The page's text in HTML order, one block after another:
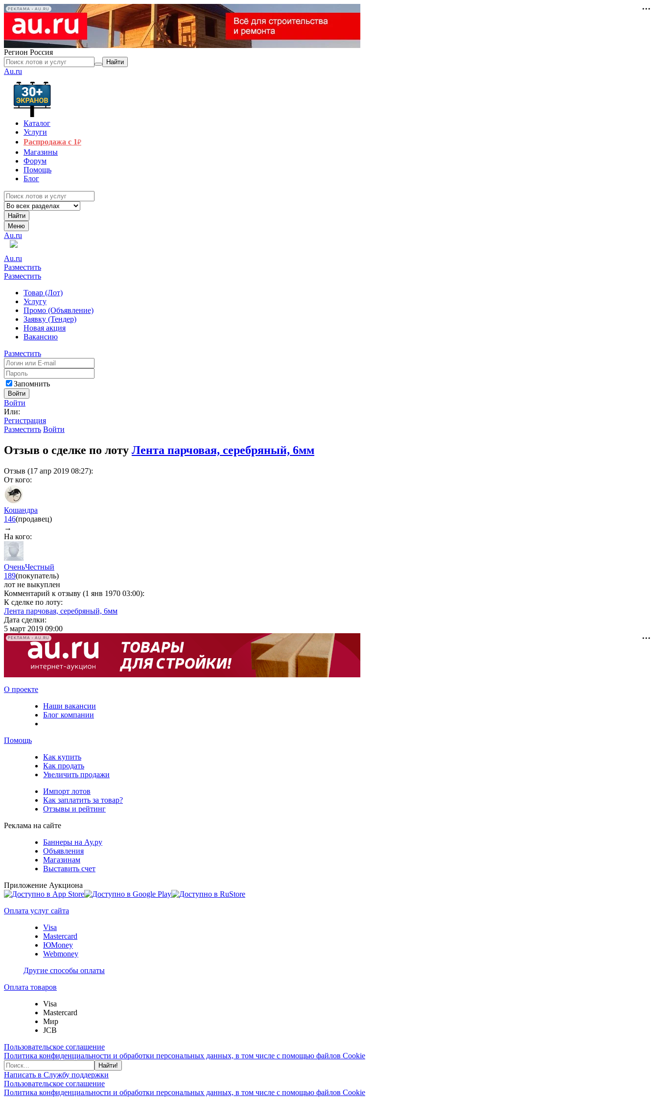
РЕКЛАМА • AU.RU
Регион Россия
Найти
Au.ru
Каталог
Услуги
Распродажа с 1₽
Магазины
Форум
Помощь
Блог
Найти
Меню
Au.ru
Au.ru
Разместить
Разместить
Товар (Лот)
Услугу
Промо (Объявление)
Заявку (Тендер)
Новая акция
Вакансию
Разместить
Запомнить
Войти
Войти
Или:
Регистрация
Разместить Войти
Отзыв о сделке по лоту Лента парчовая, серебряный, 6мм
Отзыв (17 апр 2019 08:27):
От кого:
Кошандра
146(продавец)
→
На кого:
ОченьЧестный
189(покупатель)
лот не выкуплен
Комментарий к отзыву (1 янв 1970 03:00):
К сделке по лоту:
Лента парчовая, серебряный, 6мм
Дата сделки:
5 март 2019 09:00
РЕКЛАМА • AU.RU
О проекте
Наши вакансии
Блог компании
Помощь
Как купить
Как продать
Увеличить продажи
Импорт лотов
Как заплатить за товар?
Отзывы и рейтинг
Реклама на сайте
Баннеры на Ау.ру
Объявления
Магазинам
Выставить счет
Приложение Аукциона
Оплата услуг сайта
Visa
Mastercard
ЮMoney
Webmoney
Другие способы оплаты
Оплата товаров
Visa
Mastercard
Мир
JCB
Пользовательское соглашение
Политика конфиденциальности и обработки персональных данных, в том числе с помощью файлов Cookie
Найти!
Написать в Службу поддержки
Пользовательское соглашение
Политика конфиденциальности и обработки персональных данных, в том числе с помощью файлов Cookie